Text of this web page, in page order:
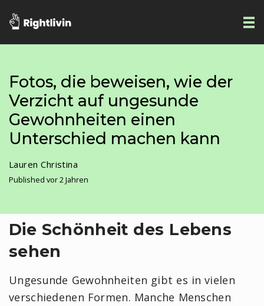
Fotos, die beweisen, wie der
Verzicht auf ungesunde
Gewohnheiten einen
Unterschied machen kann
Lauren Christina
Published vor 2 Jahren
Die Schönheit des Lebens
sehen
Ungesunde Gewohnheiten gibt es in vielen
verschiedenen Formen. Manche Menschen